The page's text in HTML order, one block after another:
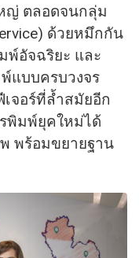
ญ่ ตลอดจนกลุ่ม
ด้วยหมึกกัน
พ์อัจฉริยะ และ
แบบครบวงจร
จอร์ที่ล้ำสมัยอีก
พิมพ์ยุคใหม่ได้
พร้อมขยายฐาน